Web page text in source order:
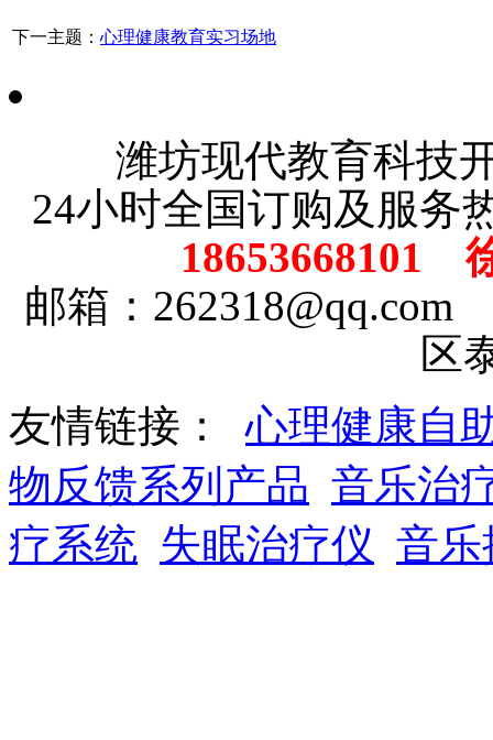
下一主题： 心理健康教育实习场地
潍坊现代教育科
24小时全国订购及服务
18653668101
邮箱：
区
友情链接：
心理健康自
物反馈系列产品 音乐治
疗系统 失眠治疗仪 音乐